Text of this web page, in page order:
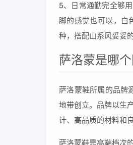
5、日常通勤完全够
脚的感觉也可以，白
种，搭配山系风妥妥
萨洛蒙是哪
萨洛蒙鞋所属的品牌
地带创立。品牌以生
计、高品质的材料和
萨洛蒙鞋是高端档次